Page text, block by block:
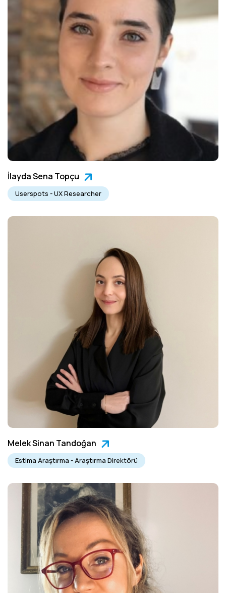
İlayda Sena Topçu
Userspots - UX Researcher
Melek Sinan Tandoğan
Estima Araştırma - Araştırma Direktörü